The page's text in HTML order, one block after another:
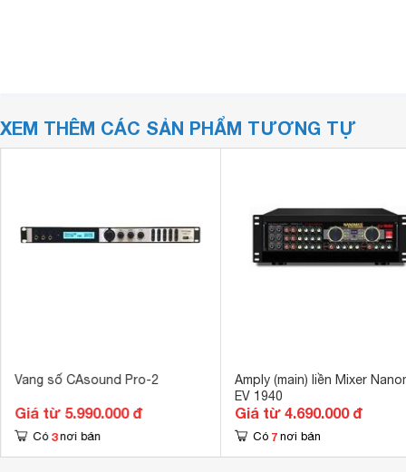
XEM THÊM CÁC SẢN PHẨM TƯƠNG TỰ
Vang số CAsound Pro-2
Giá từ 5.990.000 đ
Có 3 nơi bán
Amply (main) liền Mixer
EV 1940
Giá từ 4.690.000 đ
Có 7 nơi bán